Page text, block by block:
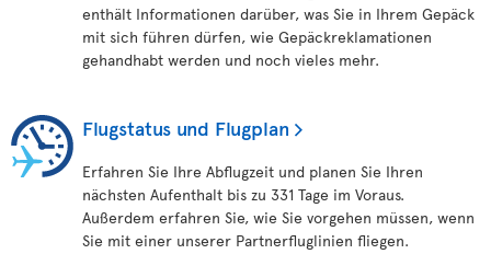
enthält Informationen darüber, was Sie in Ihrem Gepäck
mit sich führen dürfen, wie Gepäckreklamationen
gehandhabt werden und noch vieles mehr.
Flugstatus und Flugplan
Erfahren Sie Ihre Abflugzeit und planen Sie Ihren
nächsten Aufenthalt bis zu 331 Tage im Voraus.
Außerdem erfahren Sie, wie Sie vorgehen müssen, wenn
Sie mit einer unserer Partnerfluglinien fliegen.